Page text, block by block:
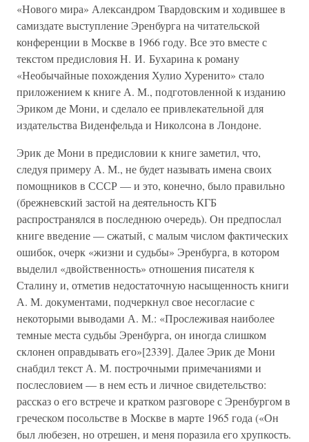
«Нового мира» Александром Твардовским и ходившее в
самиздате выступление Эренбурга на читательской
конференции в Москве в 1966 году. Все это вместе с
текстом предисловия Н. И. Бухарина к роману
«Необычайные похождения Хулио Хуренито» стало
приложением к книге А. М., подготовленной к изданию
Эриком де Мони, и сделало ее привлекательной для
издательства Виденфельда и Николсона в Лондоне.
Эрик де Мони в предисловии к книге заметил, что,
следуя примеру А. М., не будет называть имена своих
помощников в СССР — и это, конечно, было правильно
(брежневский застой на деятельность КГБ
распространялся в последнюю очередь). Он предпослал
книге введение — сжатый, с малым числом фактических
ошибок, очерк «жизни и судьбы» Эренбурга, в котором
выделил «двойственность» отношения писателя к
Сталину и, отметив недостаточную насыщенность книги
А. М. документами, подчеркнул свое несогласие с
некоторыми выводами А. М.: «Прослеживая наиболее
темные места судьбы Эренбурга, он иногда слишком
склонен оправдывать его»[2339]. Далее Эрик де Мони
снабдил текст А. М. построчными примечаниями и
послесловием — в нем есть и личное свидетельство:
рассказ о его встрече и кратком разговоре с Эренбургом в
греческом посольстве в Москве в марте 1965 года («Он
был любезен, но отрешен, и меня поразила его хрупкость.